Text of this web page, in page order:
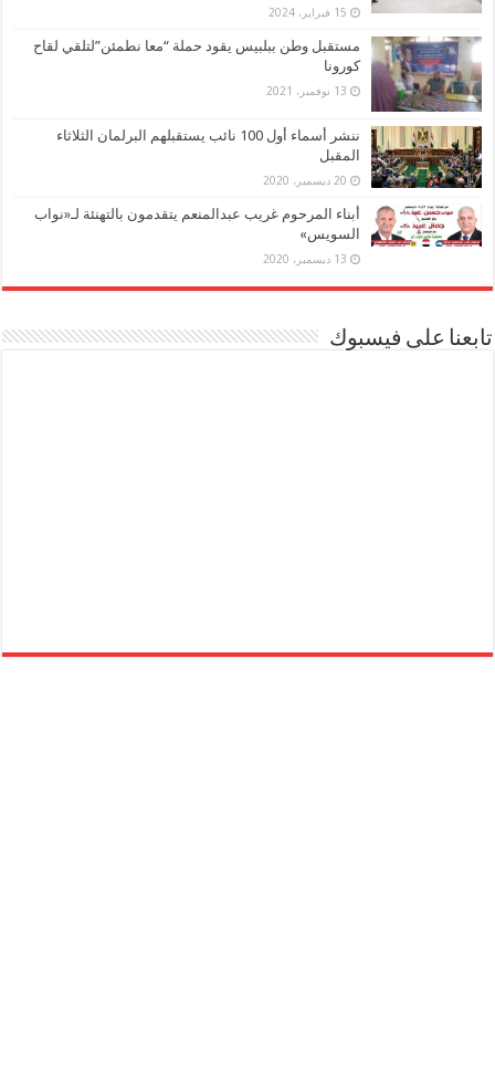
15 فبراير، 2024
مستقبل وطن ببلبيس يقود حملة “معا نطمئن”لتلقي لقاح
كورونا
13 نوفمبر، 2021
ننشر أسماء أول 100 نائب يستقبلهم البرلمان الثلاثاء
المقبل
20 ديسمبر، 2020
أبناء المرحوم غريب عبدالمنعم يتقدمون بالتهنئة لـ«نواب
السويس»
13 ديسمبر، 2020
تابعنا على فيسبوك